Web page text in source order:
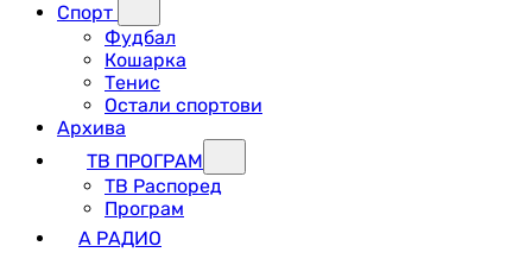
Спорт
Фудбал
Кошарка
Тенис
Остали спортови
Архива
ТВ ПРОГРАМ
ТВ Распоред
Програм
А РАДИО